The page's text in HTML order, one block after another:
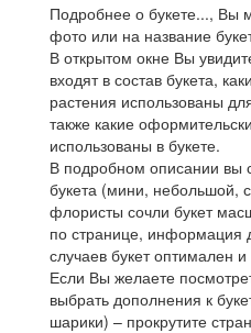
Подробнее о букете..., Вы
фото или на название
В открытом окне Вы
входят в состав букета,
растения использованы
также какие
использованы в букете.
В подробном описании вы
букета (мини, небольшой,
флористы сочли букет
по странице, информация
случаев букет оптимален
Если Вы желаете
выбрать дополнения к
шарики) – прокрутите